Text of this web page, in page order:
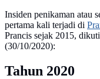
Insiden penikaman atau
pertama kali terjadi di
Prancis sejak 2015,
(30/10/2020):
Tahun 2020